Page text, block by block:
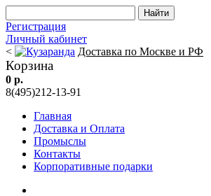
Регистрация
Личный кабинет
<
Доставка по Москве и РФ
Корзина
0 р.
8(495)212-13-91
Главная
Доставка и Оплата
Промыслы
Контакты
Корпоративные подарки